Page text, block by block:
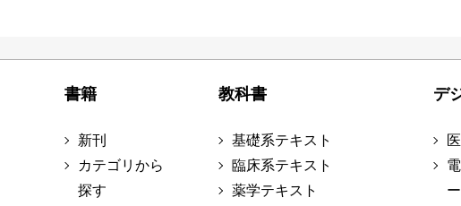
書籍
新刊
カテゴリから
探す
教科書
基礎系テキスト
臨床系テキスト
薬学テキスト
デ